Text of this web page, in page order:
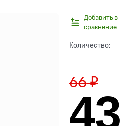
Добавить в
сравнение
Количество:
66 ₽
43